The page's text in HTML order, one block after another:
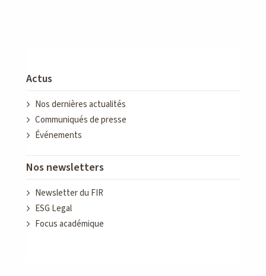
Actus
Nos dernières actualités
Communiqués de presse
Événements
Nos newsletters
Newsletter du FIR
ESG Legal
Focus académique